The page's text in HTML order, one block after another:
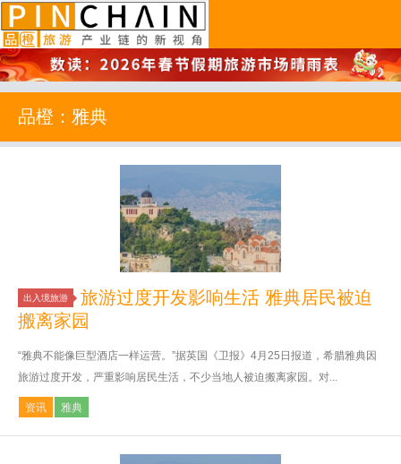
品橙旅游
品橙：雅典
出入境旅游
旅游过度开发影响生活 雅典居民被迫
搬离家园
“雅典不能像巨型酒店一样运营。”据英国《卫报》4月25日报道，希腊雅典因
旅游过度开发，严重影响居民生活，不少当地人被迫搬离家园。对...
资讯 雅典